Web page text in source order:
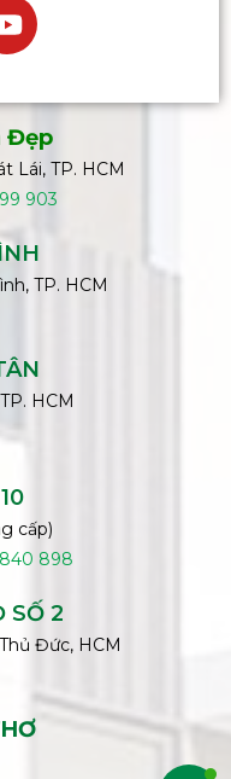
Đẹp
Lái, TP. HCM
903
TP. HCM
HCM
cấp)
898
SỐ 2
Đức, HCM